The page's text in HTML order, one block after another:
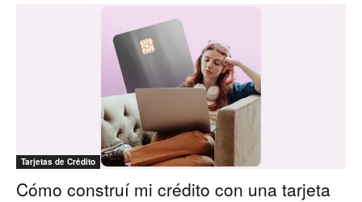
Tarjetas de Crédito
Cómo construí mi crédito con una tarjeta